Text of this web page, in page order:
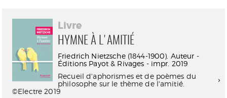
Livre
HYMNE À L'AMITIÉ
Friedrich Nietzsche (1844-1900). Auteur -
Éditions Payot & Rivages - impr. 2019
Recueil d'aphorismes et de poèmes du
philosophe sur le thème de l'amitié.
©Electre 2019